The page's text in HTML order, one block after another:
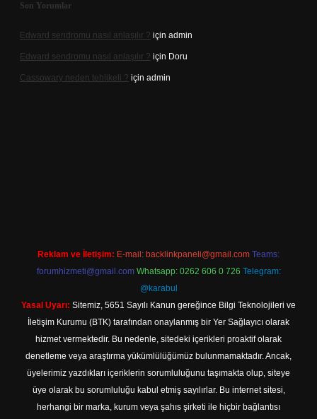
Son Yorumlar
Edward sendromu nasıl anlaşılır ? için admin
Edward sendromu nasıl anlaşılır ? için Doru
Cassowary neden tehlikeli ? için admin
Reklam ve İletişim: E-mail: backlinkpaneli@gmail.com Teams:
forumhizmeti@gmail.com Whatsapp: 0262 606 0 726 Telegram:
@karabul
Yasal Uyarı: Sitemiz, 5651 Sayılı Kanun gereğince Bilgi Teknolojileri ve
İletişim Kurumu (BTK) tarafından onaylanmış bir Yer Sağlayıcı olarak
hizmet vermektedir. Bu nedenle, sitedeki içerikleri proaktif olarak
denetleme veya araştırma yükümlülüğümüz bulunmamaktadır. Ancak,
üyelerimiz yazdıkları içeriklerin sorumluluğunu taşımakta olup, siteye
üye olarak bu sorumluluğu kabul etmiş sayılırlar. Bu internet sitesi,
herhangi bir marka, kurum veya şahıs şirketi ile hiçbir bağlantısı